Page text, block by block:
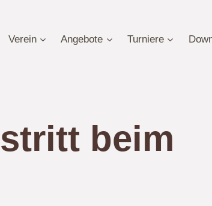
Verein Angebote Turniere
beim